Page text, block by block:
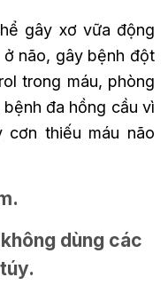
gây xơ vữa động
ở não, gây bệnh đột
trong máu, phòng
đa hồng cầu vì
cơn thiếu máu não
dùng các